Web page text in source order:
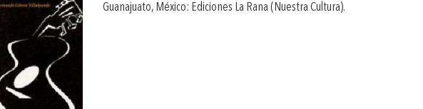
Guanajuato, México: Ediciones La Rana (Nuestra Cultura).